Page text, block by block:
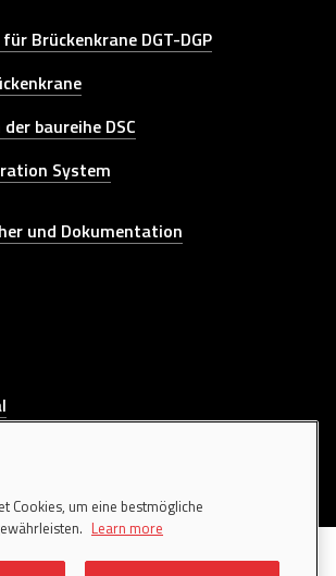
Brückenkrane DGT-DGP
baureihe DSC
System
und Dokumentation
S.r.l. All rights reserved. | P.IVA
Cookies, um eine bestmögliche
Learn more